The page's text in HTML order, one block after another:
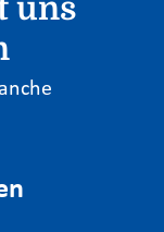
uns